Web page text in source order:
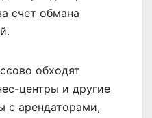
счет обмана
обходят
центры и другие
с арендаторами,